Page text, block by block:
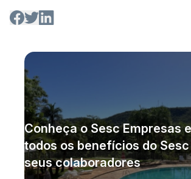
Conheça o Sesc Empresas
todos os benefícios do
seus colaboradores